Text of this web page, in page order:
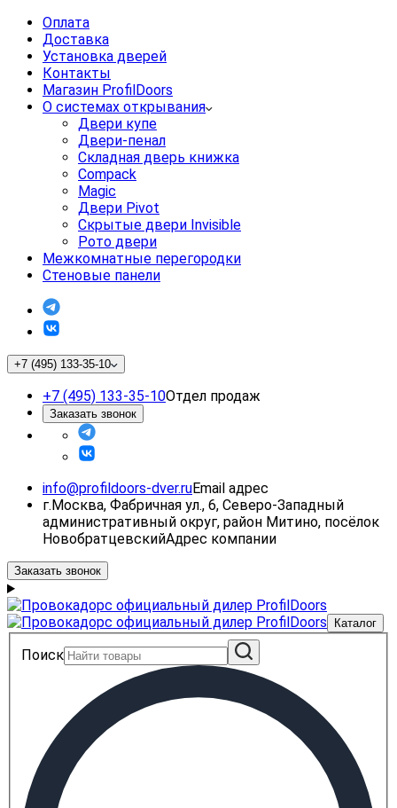
Оплата
Доставка
Установка дверей
Контакты
Магазин ProfilDoors
О системах открывания
Двери купе
Двери-пенал
Складная дверь книжка
Compack
Magic
Двери Pivot
Скрытые двери Invisible
Рото двери
Межкомнатные перегородки
Стеновые панели
+7 (495) 133-35-10
+7 (495) 133-35-10Отдел продаж
Заказать звонок
info@profildoors-dver.ruEmail адрес
г.Москва, Фабричная ул., 6, Северо-Западный
административный округ, район Митино, посёлок
НовобратцевскийАдрес компании
Заказать звонок
Каталог
Поиск